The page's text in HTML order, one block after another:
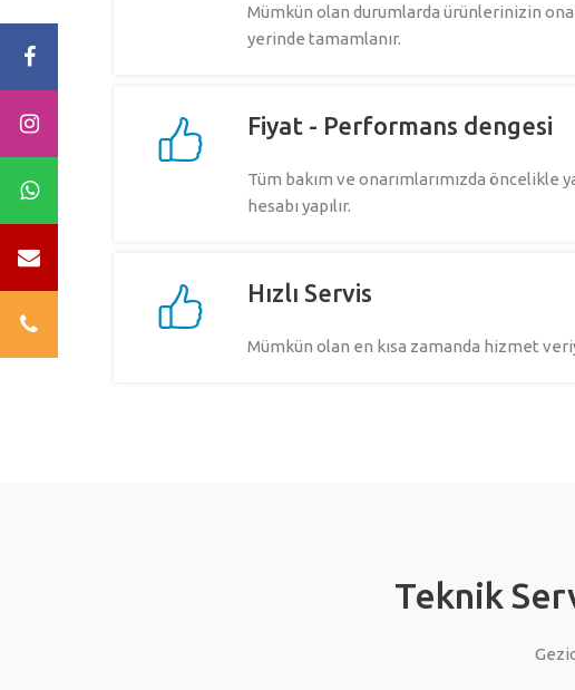
Mümkün olan durumlarda ürünlerinizin
yerinde tamamlanır.
Fiyat - Performans dengesi
Tüm bakım ve onarımlarımızda öncelikle
hesabı yapılır.
Hızlı Servis
Mümkün olan en kısa zamanda hizmet
Teknik